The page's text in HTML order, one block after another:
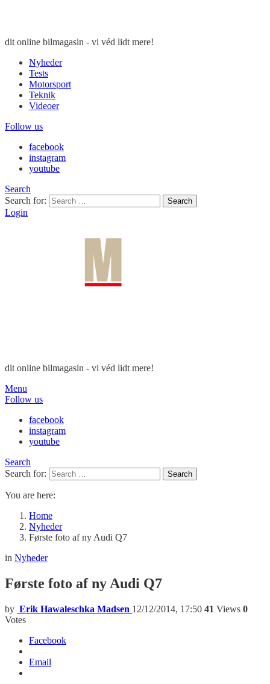
dit online bilmagasin - vi véd lidt mere!
Nyheder
Tests
Motorsport
Teknik
Videoer
Follow us
facebook
instagram
youtube
Search
Search for:
Search
Login
dit online bilmagasin - vi véd lidt mere!
Menu
Follow us
facebook
instagram
youtube
Search
Search for:
Search
You are here:
Home
Nyheder
Første foto af ny Audi Q7
in Nyheder
Første foto af ny Audi Q7
by Erik Hawaleschka Madsen 12/12/2014, 17:50 41 Views 0
Votes
Facebook
Email